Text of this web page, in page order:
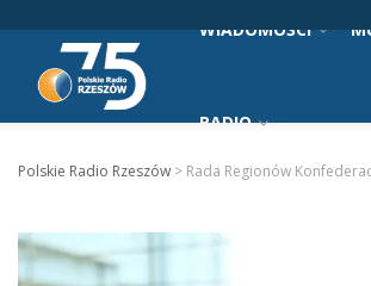
WIADOMOŚCI
RADIO
Polskie Radio Rzeszów > Rada Regionów